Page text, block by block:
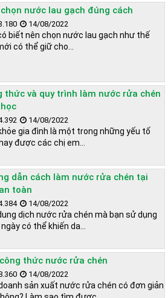
tin bên dưới để được hỗ trợ. Chúc
lĩnh vực kinh doanh của mình.
NET VIỆT
CN, KM2 Đ.Phan Trọng Tuệ, Tam
0968.188.318
công thức pha nước rửa chén
pha nước rửa chén
xuất
chọn nước lau gạch đúng cách
14/08/2022
biết nên chọn nước lau gạch như thế
có thể giữ cho…
thức và quy trình làm nước rửa chén
14/08/2022
gia đình là một trong những yếu tố
được các chị em…
dẫn cách làm nước rửa chén tại
toàn
14/08/2022
dịch nước rửa chén mà bạn sử dụng
ngày có thể khiến da…
thức nước rửa chén
14/08/2022
sản xuất nước rửa chén có đơn giản